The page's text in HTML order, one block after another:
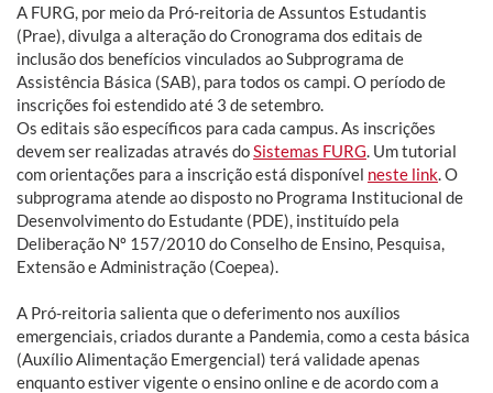
A FURG, por meio da Pró-reitoria de Assuntos Estudantis
(Prae), divulga a alteração do Cronograma dos editais de
inclusão dos benefícios vinculados ao Subprograma de
Assistência Básica (SAB), para todos os campi. O período de
inscrições foi estendido até 3 de setembro.
Os editais são específicos para cada campus. As inscrições
devem ser realizadas através do Sistemas FURG . Um tutorial
com orientações para a inscrição está disponível neste link . O
subprograma atende ao disposto no Programa Institucional de
Desenvolvimento do Estudante (PDE), instituído pela
Deliberação Nº 157/2010 do Conselho de Ensino, Pesquisa,
Extensão e Administração (Coepea).
A Pró-reitoria salienta que o deferimento nos auxílios
emergenciais, criados durante a Pandemia, como a cesta básica
(Auxílio Alimentação Emergencial) terá validade apenas
enquanto estiver vigente o ensino online e de acordo com a